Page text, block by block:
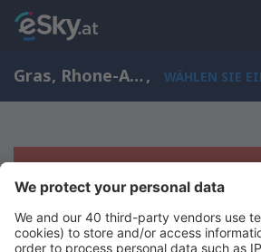
Gras, Rhone-Alpen, Frankreich , WÄHLEN SIE
Es tut uns leid, wir
Ergebnisse aufzeigen